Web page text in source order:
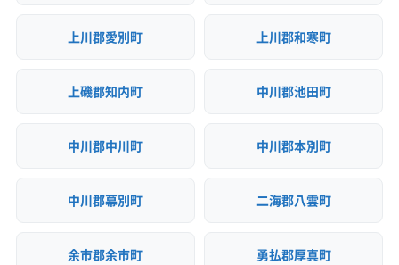
上川郡愛別町 上川郡和寒町
上磯郡知内町 中川郡池田町
中川郡中川町 中川郡本別町
中川郡幕別町 二海郡八雲町
余市郡余市町 勇払郡厚真町